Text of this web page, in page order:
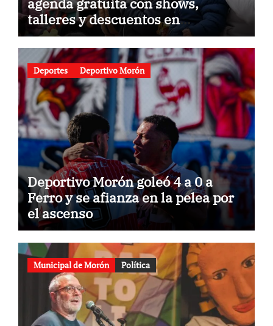
talleres y descuentos en
gastronomía
Deportes Deportivo Morón
Deportivo Morón goleó 4 a 0 a
Ferro y se afianza en la pelea por
el ascenso
Municipal de Morón Política